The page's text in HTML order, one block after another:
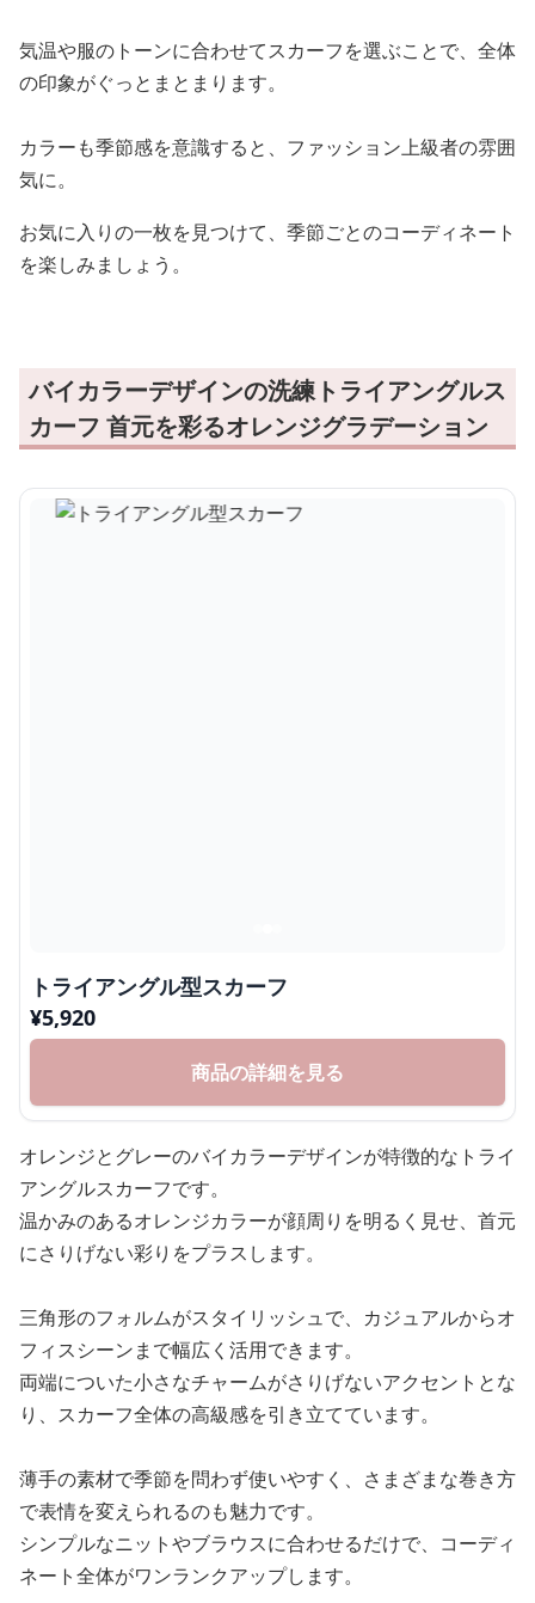
気温や服のトーンに合わせてスカーフを選ぶことで、全体
の印象がぐっとまとまります。
カラーも季節感を意識すると、ファッション上級者の雰囲
気に。
お気に入りの一枚を見つけて、季節ごとのコーディネート
を楽しみましょう。
バイカラーデザインの洗練トライアングルス
カーフ 首元を彩るオレンジグラデーション
トライアングル型スカーフ
¥5,920
商品の詳細を見る
オレンジとグレーのバイカラーデザインが特徴的なトライ
アングルスカーフです。
温かみのあるオレンジカラーが顔周りを明るく見せ、首元
にさりげない彩りをプラスします。
三角形のフォルムがスタイリッシュで、カジュアルからオ
フィスシーンまで幅広く活用できます。
両端についた小さなチャームがさりげないアクセントとな
り、スカーフ全体の高級感を引き立てています。
薄手の素材で季節を問わず使いやすく、さまざまな巻き方
で表情を変えられるのも魅力です。
シンプルなニットやブラウスに合わせるだけで、コーディ
ネート全体がワンランクアップします。